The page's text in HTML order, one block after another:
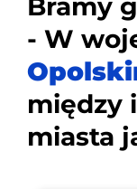
Bramy
- W
między
miasta